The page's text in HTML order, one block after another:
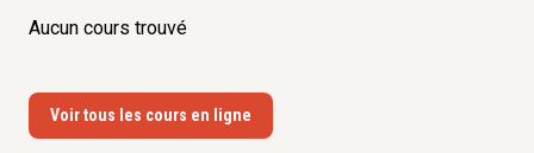
Aucun cours trouvé
Voir tous les cours en ligne